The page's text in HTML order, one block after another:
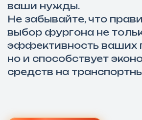
ваши нужды.
Не забывайте, что
выбор фургона не
эффективность ваших
но и способствует
средств на